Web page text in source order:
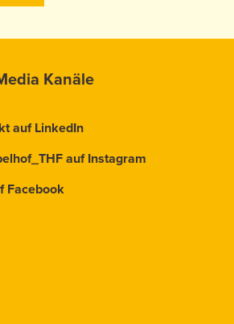
Kanäle
auf LinkedIn
auf Instagram
Facebook